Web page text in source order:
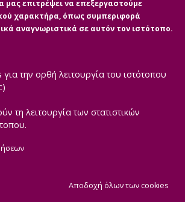
μας επιτρέψει να επεξεργαστούμε
χαρακτήρα, όπως συμπεριφορά
αναγνωριστικά σε αυτόν τον ιστότοπο.
την ορθή λειτουργία του ιστότοπου
τη λειτουργία των στατιστικών
Αποδοχή όλων των cookies